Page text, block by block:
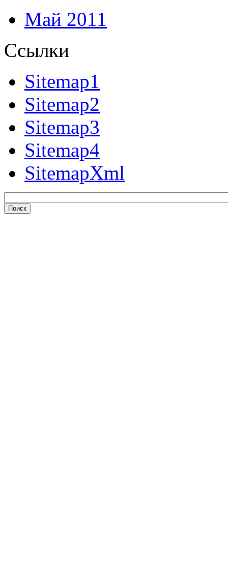
Май 2011
Ссылки
Sitemap1
Sitemap2
Sitemap3
Sitemap4
SitemapXml